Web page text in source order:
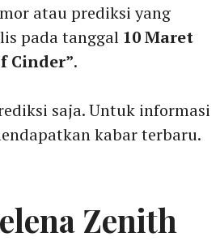
atau prediksi yang
pada tanggal 10 Maret
Cinder”.
saja. Untuk informasi
kabar terbaru.
Zenith